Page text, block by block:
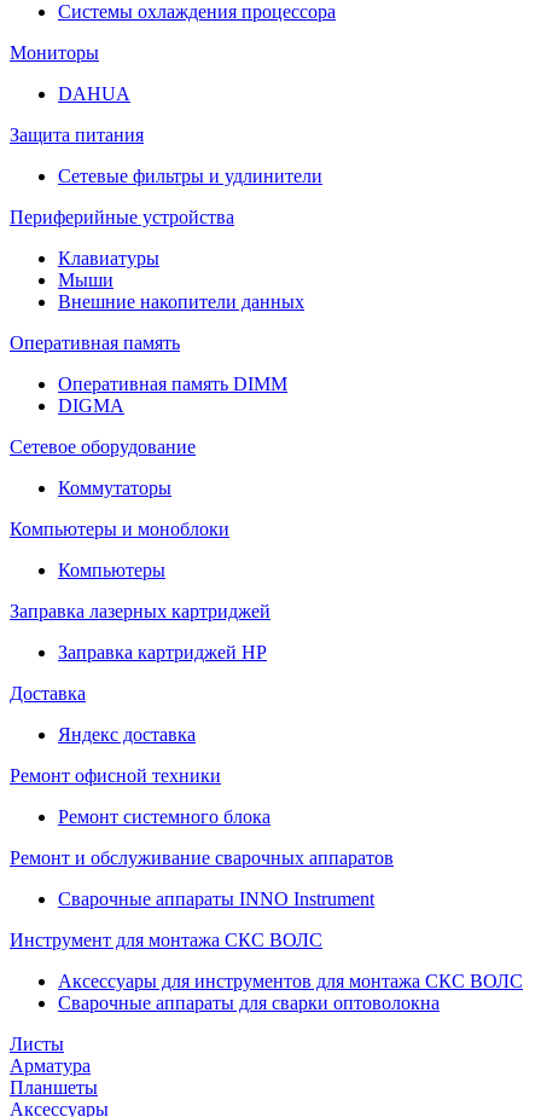
Системы охлаждения процессора
Мониторы
DAHUA
Защита питания
Сетевые фильтры и удлинители
Периферийные устройства
Клавиатуры
Мыши
Внешние накопители данных
Оперативная память
Оперативная память DIMM
DIGMA
Сетевое оборудование
Коммутаторы
Компьютеры и моноблоки
Компьютеры
Заправка лазерных картриджей
Заправка картриджей HP
Доставка
Яндекс доставка
Ремонт офисной техники
Ремонт системного блока
Ремонт и обслуживание сварочных аппаратов
Сварочные аппараты INNO Instrument
Инструмент для монтажа СКС ВОЛС
Аксессуары для инструментов для монтажа СКС ВОЛС
Сварочные аппараты для сварки оптоволокна
Листы
Арматура
Планшеты
Аксессуары